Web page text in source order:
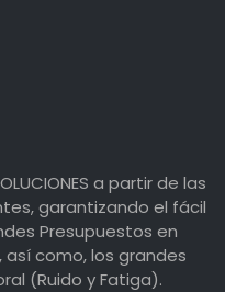
a partir de las
garantizando el fácil
Presupuestos en
así como, los grandes
(Ruido y Fatiga).